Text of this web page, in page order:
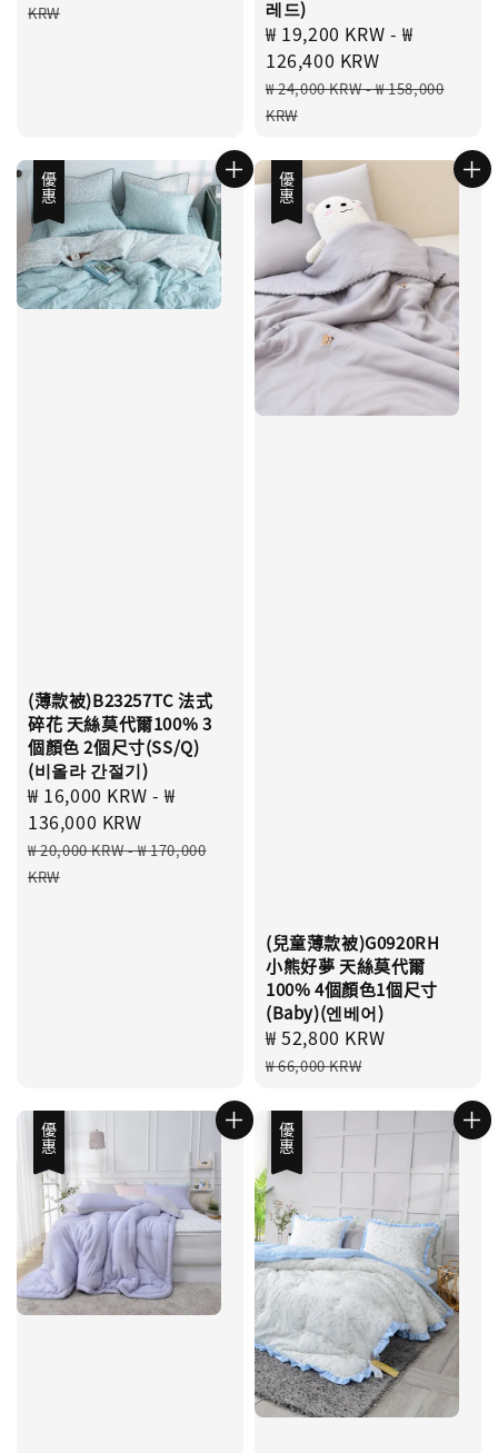
price
KRW
레드)
Sale
price
₩ 19,200 KRW -₩
126,400 KRW
Regular
price
₩ 24,000 KRW-₩ 158,000
KRW
優惠
(薄款被)B23257TC 法式
碎花 天絲莫代爾100% 3
個顏色 2個尺寸(SS/Q)
(비올라 간절기)
Sale
price
₩ 16,000 KRW -₩
136,000 KRW
Regular
price
₩ 20,000 KRW-₩ 170,000
KRW
優惠
(兒童薄款被)G0920RH
小熊好夢 天絲莫代爾
100% 4個顏色1個尺寸
(Baby)(엔베어)
Sale
price
₩ 52,800 KRW
₩ 66,000 KRW
優惠 優惠